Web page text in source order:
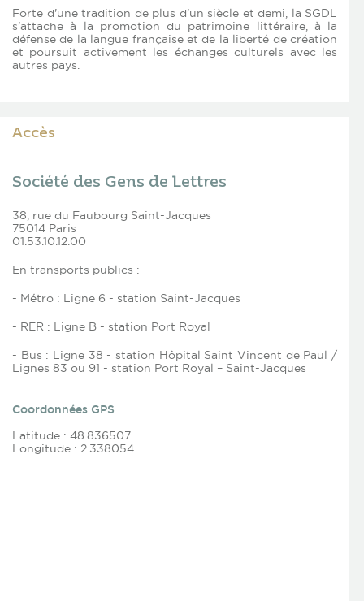
Forte d'une tradition de plus d'un siècle et demi, la SGDL
s'attache à la promotion du patrimoine littéraire, à la
défense de la langue française et de la liberté de création
et poursuit activement les échanges culturels avec les
autres pays.
Accès
Société des Gens de Lettres
38, rue du Faubourg Saint-Jacques
75014 Paris
01.53.10.12.00
En transports publics :
- Métro : Ligne 6 - station Saint-Jacques
- RER : Ligne B - station Port Royal
- Bus : Ligne 38 - station Hôpital Saint Vincent de Paul /
Lignes 83 ou 91 - station Port Royal – Saint-Jacques
Coordonnées GPS
Latitude : 48.836507
Longitude : 2.338054